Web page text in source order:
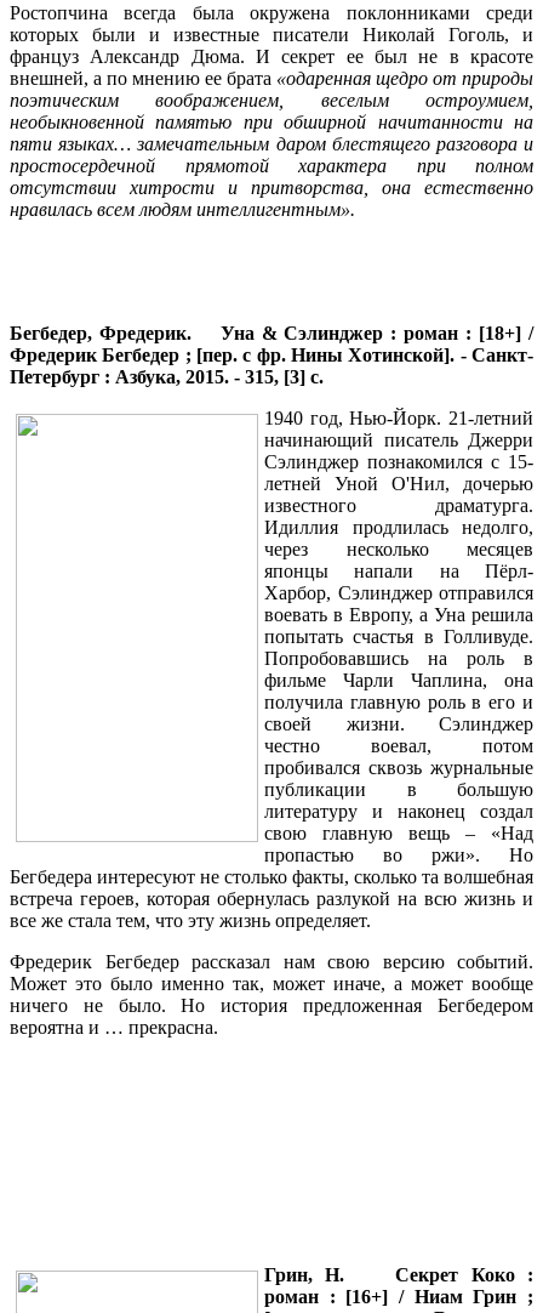
Ростопчина всегда была окружена поклонниками среди
которых были и известные писатели Николай Гоголь, и
француз Александр Дюма. И секрет ее был не в красоте
внешней, а по мнению ее брата «одаренная щедро от природы
поэтическим воображением, веселым остроумием,
необыкновенной памятью при обширной начитанности на
пяти языках… замечательным даром блестящего разговора и
простосердечной прямотой характера при полном
отсутствии хитрости и притворства, она естественно
нравилась всем людям интеллигентным».
Бегбедер, Фредерик.
Уна & Сэлинджер : роман : [18+] /
Фредерик Бегбедер ; [пер. с фр. Нины Хотинской]. - Санкт-
Петербург : Азбука, 2015. - 315, [3] с.
1940 год, Нью-Йорк. 21-летний
начинающий писатель Джерри
Сэлинджер познакомился с 15-
летней Уной О'Нил, дочерью
известного драматурга.
Идиллия продлилась недолго,
через несколько месяцев
японцы напали на Пёрл-
Харбор, Сэлинджер отправился
воевать в Европу, а Уна решила
попытать счастья в Голливуде.
Попробовавшись на роль в
фильме Чарли Чаплина, она
получила главную роль в его и
своей жизни. Сэлинджер
честно воевал, потом
пробивался сквозь журнальные
публикации в большую
литературу и наконец создал
свою главную вещь – «Над
пропастью во ржи». Но
Бегбедера интересуют не столько факты, сколько та волшебная
встреча героев, которая обернулась разлукой на всю жизнь и
все же стала тем, что эту жизнь определяет.
Фредерик Бегбедер рассказал нам свою версию событий.
Может это было именно так, может иначе, а может вообще
ничего не было. Но история предложенная Бегбедером
вероятна и … прекрасна.
Грин, Н.
Секрет Коко :
роман : [16+] / Ниам Грин ;